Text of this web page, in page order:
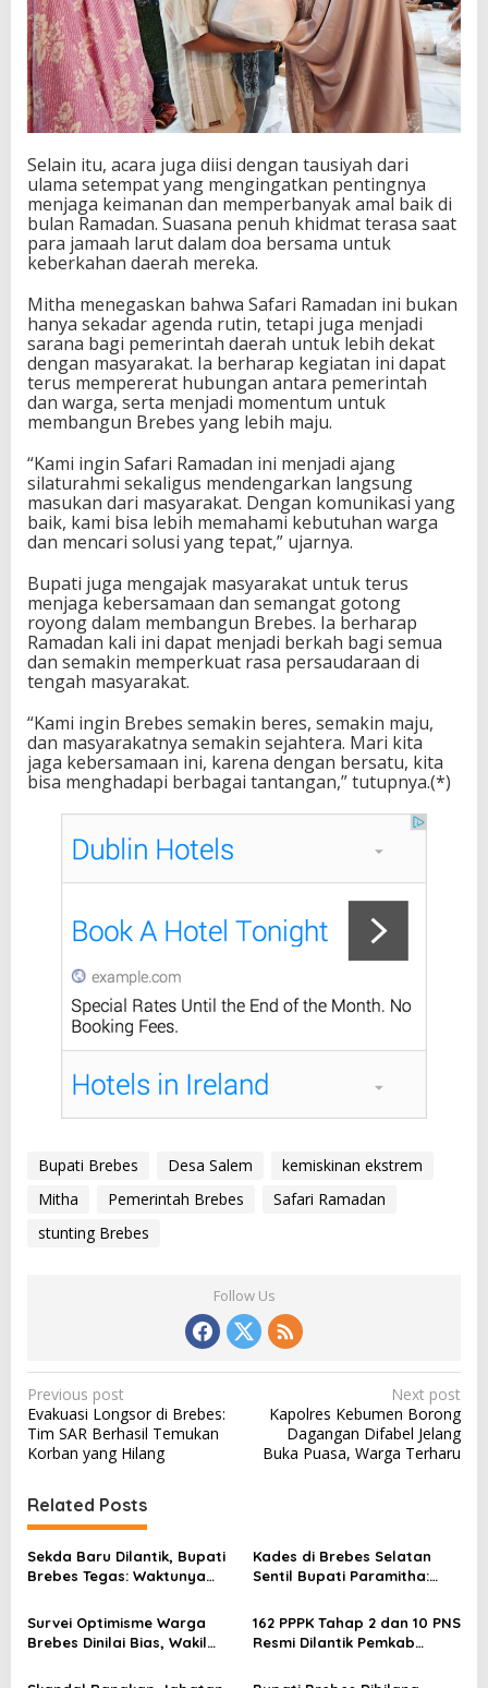
Selain itu, acara juga diisi dengan tausiyah dari
ulama setempat yang mengingatkan pentingnya
menjaga keimanan dan memperbanyak amal baik di
bulan Ramadan. Suasana penuh khidmat terasa saat
para jamaah larut dalam doa bersama untuk
keberkahan daerah mereka.
Mitha menegaskan bahwa Safari Ramadan ini bukan
hanya sekadar agenda rutin, tetapi juga menjadi
sarana bagi pemerintah daerah untuk lebih dekat
dengan masyarakat. Ia berharap kegiatan ini dapat
terus mempererat hubungan antara pemerintah
dan warga, serta menjadi momentum untuk
membangun Brebes yang lebih maju.
“Kami ingin Safari Ramadan ini menjadi ajang
silaturahmi sekaligus mendengarkan langsung
masukan dari masyarakat. Dengan komunikasi yang
baik, kami bisa lebih memahami kebutuhan warga
dan mencari solusi yang tepat,” ujarnya.
Bupati juga mengajak masyarakat untuk terus
menjaga kebersamaan dan semangat gotong
royong dalam membangun Brebes. Ia berharap
Ramadan kali ini dapat menjadi berkah bagi semua
dan semakin memperkuat rasa persaudaraan di
tengah masyarakat.
“Kami ingin Brebes semakin beres, semakin maju,
dan masyarakatnya semakin sejahtera. Mari kita
jaga kebersamaan ini, karena dengan bersatu, kita
bisa menghadapi berbagai tantangan,” tutupnya.(*)
Bupati Brebes Desa Salem
kemiskinan ekstrem
Mitha
Pemerintah Brebes
Safari Ramadan
stunting Brebes
Follow Us
P
o
s
n
a
v
g
Previous post
Evakuasi Longsor di Brebes:
Tim SAR Berhasil Temukan
Korban yang Hilang
Next post
Kapolres Kebumen Borong
Dagangan Difabel Jelang
Buka Puasa, Warga Terharu
Related Posts
Sekda Baru Dilantik, Bupati
Brebes Tegas: Waktunya
Jabatan!
Kades di Brebes Selatan
Sentil Bupati Paramitha:
Kata-Kata Manis!”
Survei Optimisme Warga
Brebes Dinilai Bias, Wakil
Ketimpangan Pembangunan
162 PPPK Tahap 2 dan 10 PNS
Resmi Dilantik Pemkab
Layani Masyarakat